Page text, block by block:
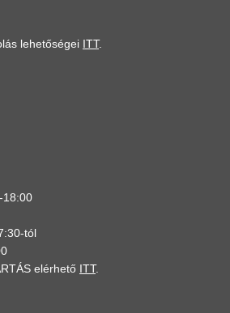
lehetőségei ITT.
18:00
tól
elérhető ITT.